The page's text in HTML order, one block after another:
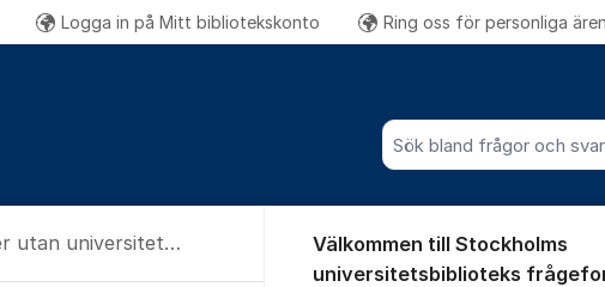
Sök bland alla inlägg
Logga in på Mitt bibliotekskonto Ring oss för personliga
Kan jag låna böcker utan universitetskort/lånekort?
Välkommen till Stockholms
universitetsbiblioteks